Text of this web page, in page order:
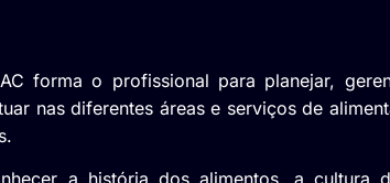
forma o profissional para planejar,
nas diferentes áreas e serviços de